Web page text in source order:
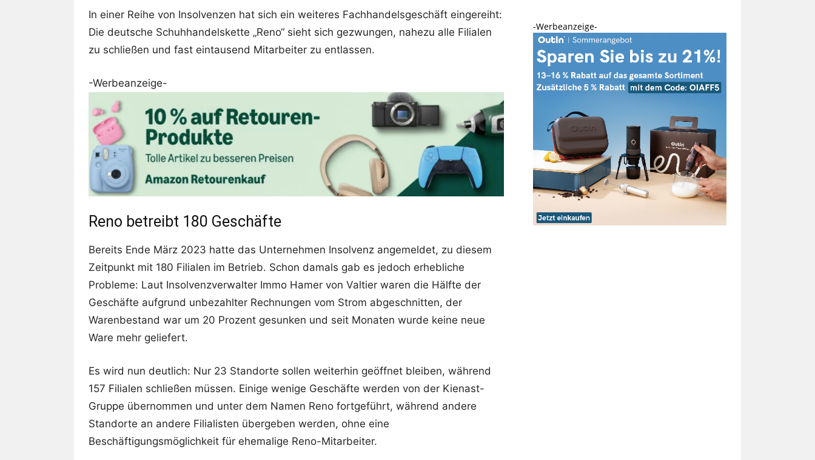
In einer Reihe von Insolvenzen hat sich ein weiteres Fachhandelsgeschäft eingereiht:
Die deutsche Schuhhandelskette „Reno“ sieht sich gezwungen, nahezu alle Filialen
zu schließen und fast eintausend Mitarbeiter zu entlassen.
-Werbeanzeige-
Reno betreibt 180 Geschäfte
Bereits Ende März 2023 hatte das Unternehmen Insolvenz angemeldet, zu diesem
Zeitpunkt mit 180 Filialen im Betrieb. Schon damals gab es jedoch erhebliche
Probleme: Laut Insolvenzverwalter Immo Hamer von Valtier waren die Hälfte der
Geschäfte aufgrund unbezahlter Rechnungen vom Strom abgeschnitten, der
Warenbestand war um 20 Prozent gesunken und seit Monaten wurde keine neue
Ware mehr geliefert.
Es wird nun deutlich: Nur 23 Standorte sollen weiterhin geöffnet bleiben, während
157 Filialen schließen müssen. Einige wenige Geschäfte werden von der Kienast-
Gruppe übernommen und unter dem Namen Reno fortgeführt, während andere
Standorte an andere Filialisten übergeben werden, ohne eine
Beschäftigungsmöglichkeit für ehemalige Reno-Mitarbeiter.
-Werbeanzeige-